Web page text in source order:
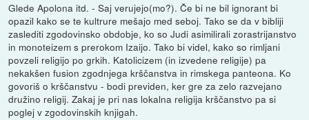
Glede Apolona itd. - Saj verujejo(mo?). Če bi ne bil ignorant bi
opazil kako se te kultrure mešajo med seboj. Tako se da v bibliji
zaslediti zgodovinsko obdobje, ko so Judi asimilirali zorastrijanstvo
in monoteizem s prerokom Izaijo. Tako bi videl, kako so rimljani
povzeli religijo po grkih. Katolicizem (in izvedene religije) pa
nekakšen fusion zgodnjega krščanstva in rimskega panteona. Ko
govoriš o krščanstvu - bodi previden, ker gre za zelo razvejano
družino religij. Zakaj je pri nas lokalna religija krščanstvo pa si
poglej v zgodovinskih knjigah.